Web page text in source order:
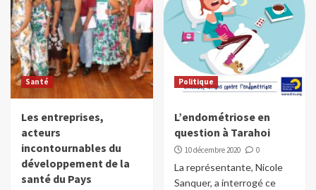
Santé
Les entreprises,
acteurs
incontournables du
développement de la
santé du Pays
Politique
L’endométriose en
question à Tarahoi
10 décembre 2020 0
La représentante, Nicole
Sanquer, a interrogé ce